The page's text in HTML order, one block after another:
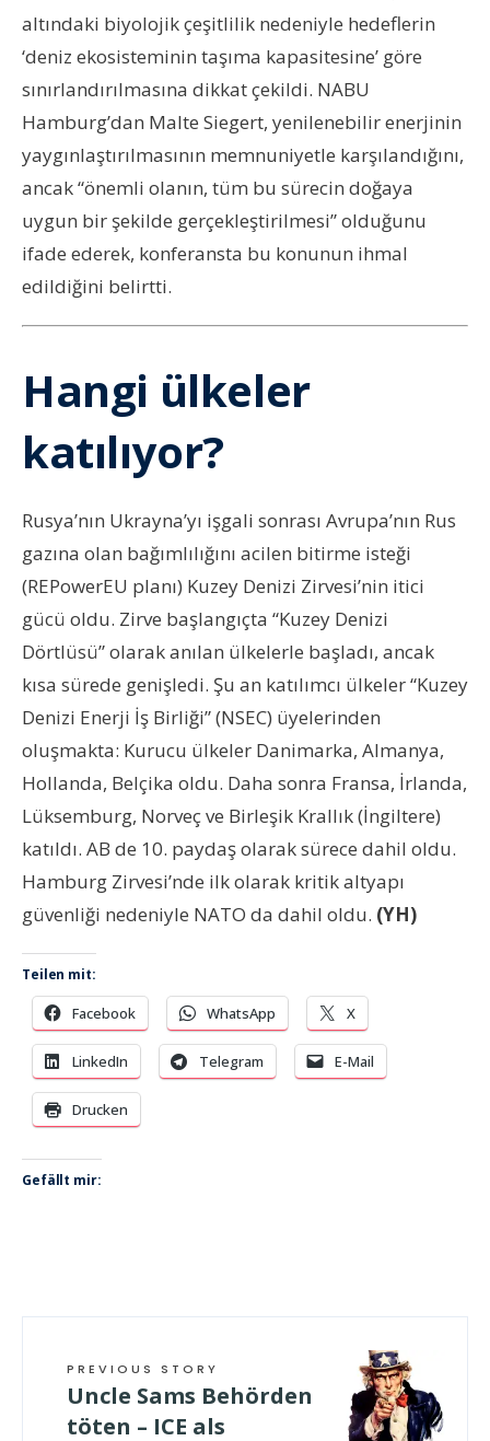
altındaki biyolojik çeşitlilik nedeniyle hedeflerin
‘deniz ekosisteminin taşıma kapasitesine’ göre
sınırlandırılmasına dikkat çekildi. NABU
Hamburg’dan Malte Siegert, yenilenebilir enerjinin
yaygınlaştırılmasının memnuniyetle karşılandığını,
ancak “önemli olanın, tüm bu sürecin doğaya
uygun bir şekilde gerçekleştirilmesi” olduğunu
ifade ederek, konferansta bu konunun ihmal
edildiğini belirtti.
Hangi ülkeler
katılıyor?
Rusya’nın Ukrayna’yı işgali sonrası Avrupa’nın Rus
gazına olan bağımlılığını acilen bitirme isteği
(REPowerEU planı) Kuzey Denizi Zirvesi’nin itici
gücü oldu. Zirve başlangıçta “Kuzey Denizi
Dörtlüsü” olarak anılan ülkelerle başladı, ancak
kısa sürede genişledi. Şu an katılımcı ülkeler “Kuzey
Denizi Enerji İş Birliği” (NSEC) üyelerinden
oluşmakta: Kurucu ülkeler Danimarka, Almanya,
Hollanda, Belçika oldu. Daha sonra Fransa, İrlanda,
Lüksemburg, Norveç ve Birleşik Krallık (İngiltere)
katıldı. AB de 10. paydaş olarak sürece dahil oldu.
Hamburg Zirvesi’nde ilk olarak kritik altyapı
güvenliği nedeniyle NATO da dahil oldu. (YH)
Teilen mit:
Facebook WhatsApp X
LinkedIn Telegram E-Mail
Drucken
Gefällt mir:
PREVIOUS STORY
Uncle Sams Behörden
töten – ICE als